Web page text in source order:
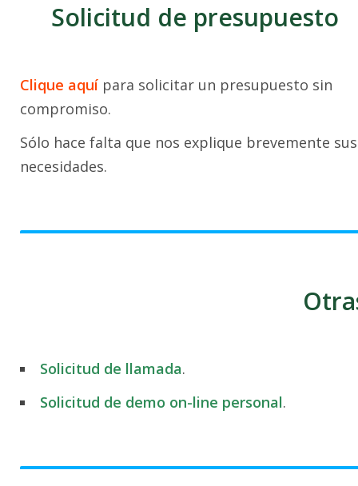
Solicitud de presupuesto
Clique aquí para solicitar un presupuesto sin
compromiso.
Sólo hace falta que nos explique brevemente sus
necesidades.
Solicitud de llamada.
Solicitud de demo on-line personal.